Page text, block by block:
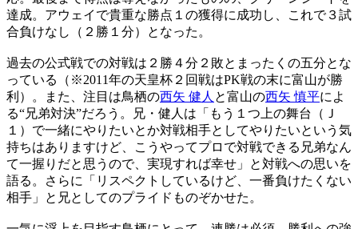
達成。アウェイで貴重な勝点１の獲得に成功し、これで３試
合負けなし（２勝１分）となった。
過去の公式戦での対戦は２勝４分２敗とまったくの五分とな
っている（※2011年の天皇杯２回戦はPK戦の末に富山が勝
利）。また、注目は鳥栖の西矢 健人 と富山の西矢 慎平によ
る“兄弟対決”だろう。兄・健人は「もう１つ上の舞台（Ｊ
１）で一緒にやりたいとか対戦相手としてやりたいという気
持ちはありますけど、こうやってプロで対戦できる兄弟なん
て一握りだと思うので、実現すれば幸せ」と対戦への思いを
語る。さらに「リスペクトしているけど、一番負けたくない
相手」と兄としてのプライドものぞかせた。